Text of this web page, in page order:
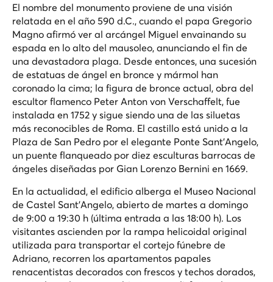
El nombre del monumento proviene de una visión
relatada en el año 590 d.C., cuando el papa Gregorio
Magno afirmó ver al arcángel Miguel envainando su
espada en lo alto del mausoleo, anunciando el fin de
una devastadora plaga. Desde entonces, una sucesión
de estatuas de ángel en bronce y mármol han
coronado la cima; la figura de bronce actual, obra del
escultor flamenco Peter Anton von Verschaffelt, fue
instalada en 1752 y sigue siendo una de las siluetas
más reconocibles de Roma. El castillo está unido a la
Plaza de San Pedro por el elegante Ponte Sant'Angelo,
un puente flanqueado por diez esculturas barrocas de
ángeles diseñadas por Gian Lorenzo Bernini en 1669.
En la actualidad, el edificio alberga el Museo Nacional
de Castel Sant'Angelo, abierto de martes a domingo
de 9:00 a 19:30 h (última entrada a las 18:00 h). Los
visitantes ascienden por la rampa helicoidal original
utilizada para transportar el cortejo fúnebre de
Adriano, recorren los apartamentos papales
renacentistas decorados con frescos y techos dorados,